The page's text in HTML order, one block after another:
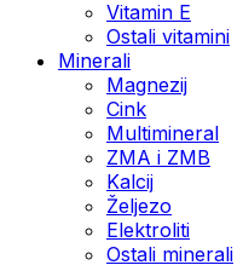
Vitamin E
Ostali vitamini
Minerali
Magnezij
Cink
Multimineral
ZMA i ZMB
Kalcij
Željezo
Elektroliti
Ostali minerali